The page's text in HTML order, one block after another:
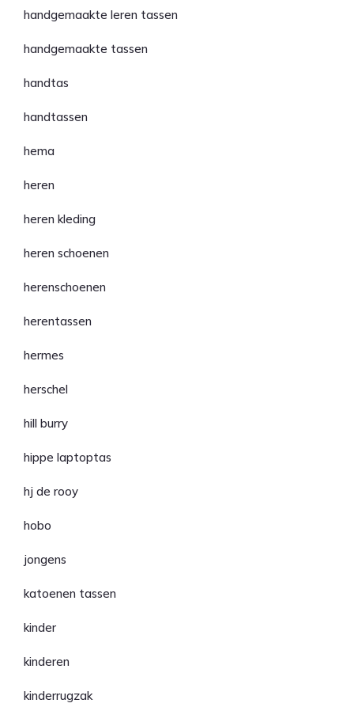
handgemaakte leren tassen
handgemaakte tassen
handtas
handtassen
hema
heren
heren kleding
heren schoenen
herenschoenen
herentassen
hermes
herschel
hill burry
hippe laptoptas
hj de rooy
hobo
jongens
katoenen tassen
kinder
kinderen
kinderrugzak